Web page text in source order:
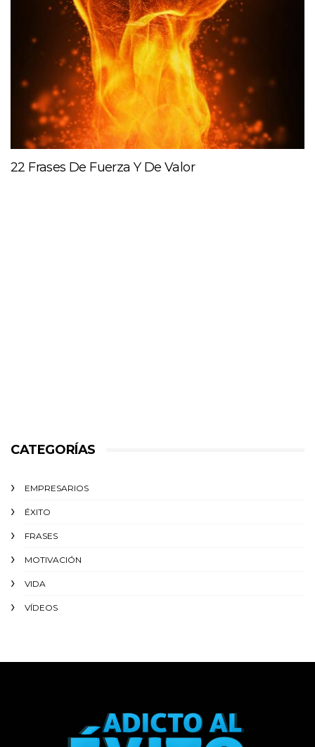
22 Frases De Fuerza Y De Valor
CATEGORÍAS
EMPRESARIOS
ÉXITO‬
FRASES
MOTIVACIÓN
VIDA
VÍDEOS